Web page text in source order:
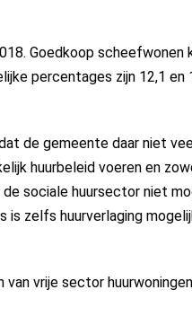
Goedkoop scheefwonen
percentages zijn 12,1 en
de gemeente daar niet
huurbeleid voeren en
sociale huursector niet
zelfs huurverlaging
van vrije sector